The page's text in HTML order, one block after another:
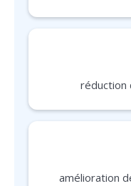
réduction
amélioration